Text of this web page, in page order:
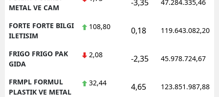
METAL VE CAM
-3,35 47.284.335,46
FORTE FORTE BILGI
ILETISIM
108,80 0,18 119.643.082,20
FRIGO FRIGO PAK
GIDA
2,08 -2,35 45.978.724,67
FRMPL FORMUL
PLASTIK VE METAL
32,44 4,65 123.851.987,88